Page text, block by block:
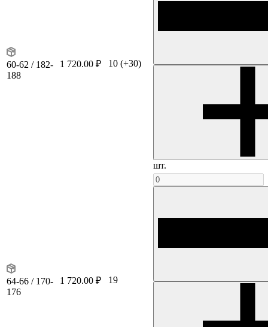
60-62 / 182-
188
1 720.00 ₽ 10 (+30)
шт.
64-66 / 170-
176
1 720.00 ₽ 19